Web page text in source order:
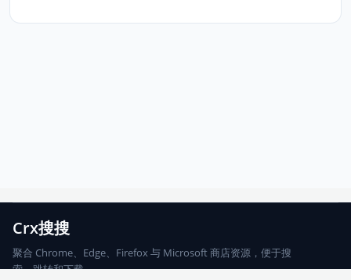
Crx搜搜
聚合 Chrome、Edge、Firefox 与 Microsoft 商店资源，便于搜
索、跳转和下载。